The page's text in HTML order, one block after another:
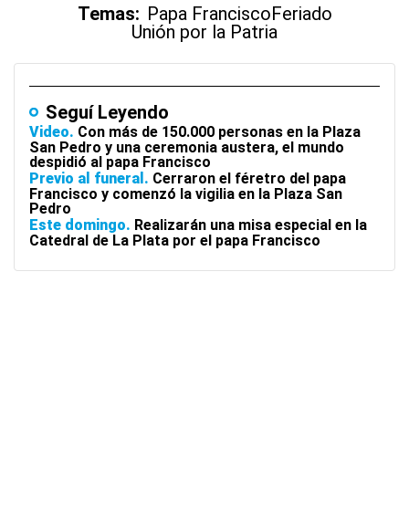
Temas: Papa FranciscoFeriado
Unión por la Patria
Seguí Leyendo
Video Con más de 150.000 personas en la Plaza
San Pedro y una ceremonia austera, el mundo
despidió al papa Francisco
Previo al funeral
Cerraron el féretro del papa
Francisco y comenzó la vigilia en la Plaza San
Pedro
Este domingo Realizarán una misa especial en la
Catedral de La Plata por el papa Francisco